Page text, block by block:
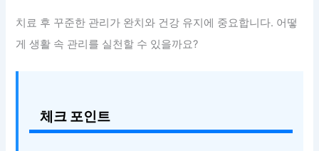
치료 후 꾸준한 관리가 완치와 건강 유지에 중요합니다. 어떻
게 생활 속 관리를 실천할 수 있을까요?
체크 포인트